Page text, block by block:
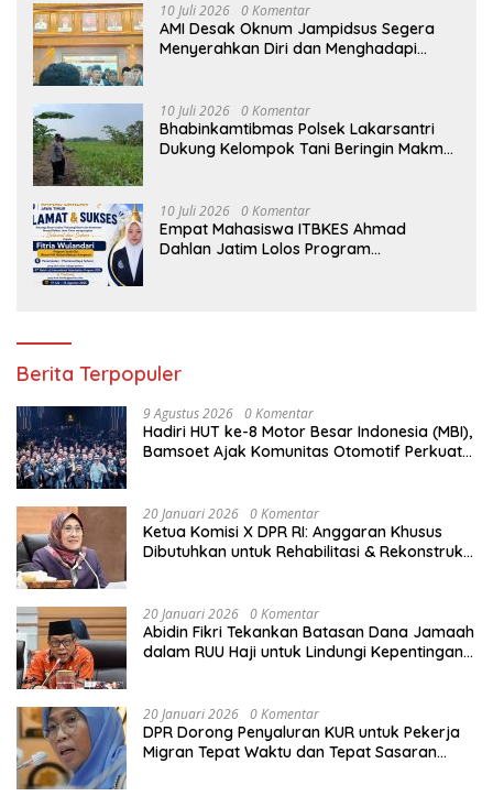
10 Juli 2026 0 Komentar
AMI Desak Oknum Jampidsus Segera
Menyerahkan Diri dan Menghadapi
10 Juli 2026 0 Komentar
Bhabinkamtibmas Polsek Lakarsantri
Dukung Kelompok Tani Beringin Makmur
10 Juli 2026 0 Komentar
Empat Mahasiswa ITBKES Ahmad
Dahlan Jatim Lolos Program
Berita Terpopuler
9 Agustus 2026 0 Komentar
Hadiri HUT ke-8 Motor Besar Indonesia (MBI),
Bamsoet Ajak Komunitas Otomotif Perkuat
Bangsa
20 Januari 2026 0 Komentar
Ketua Komisi X DPR RI: Anggaran Khusus
Dibutuhkan untuk Rehabilitasi & Rekonstruksi
20 Januari 2026 0 Komentar
Abidin Fikri Tekankan Batasan Dana Jamaah
dalam RUU Haji untuk Lindungi Kepentingan
20 Januari 2026 0 Komentar
DPR Dorong Penyaluran KUR untuk Pekerja
Migran Tepat Waktu dan Tepat Sasaran